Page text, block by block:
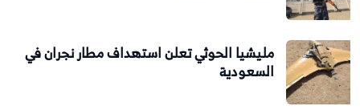
مليشيا الحوثي تعلن استهداف مطار نجران في
السعودية